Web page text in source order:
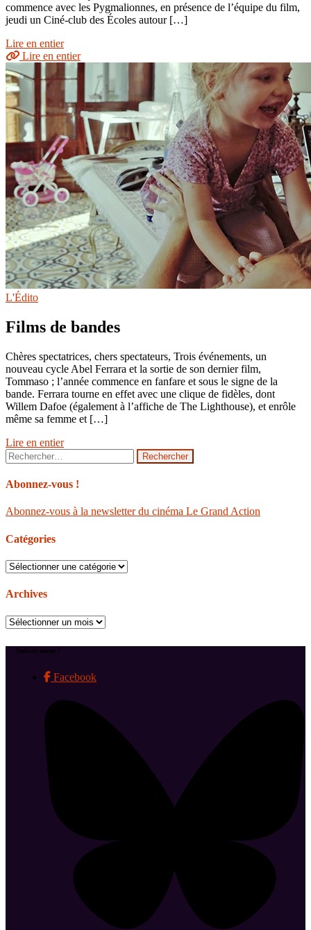
commence avec les Pygmalionnes, en présence de l’équipe du film,
jeudi un Ciné-club des Écoles autour […]
Lire en entier
Lire en entier
L'Édito
Films de bandes
Chères spectatrices, chers spectateurs, Trois événements, un
nouveau cycle Abel Ferrara et la sortie de son dernier film,
Tommaso ; l’année commence en fanfare et sous le signe de la
bande. Ferrara tourne en effet avec une clique de fidèles, dont
Willem Dafoe (également à l’affiche de The Lighthouse), et enrôle
même sa femme et […]
Lire en entier
Rechercher :
Abonnez-vous !
Abonnez-vous à la newsletter du cinéma Le Grand Action
Catégories
Catégories
Archives
Archives
Suivez-nous !
Facebook